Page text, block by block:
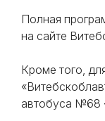
Полная
на сайте
Кроме того,
автобуса №68